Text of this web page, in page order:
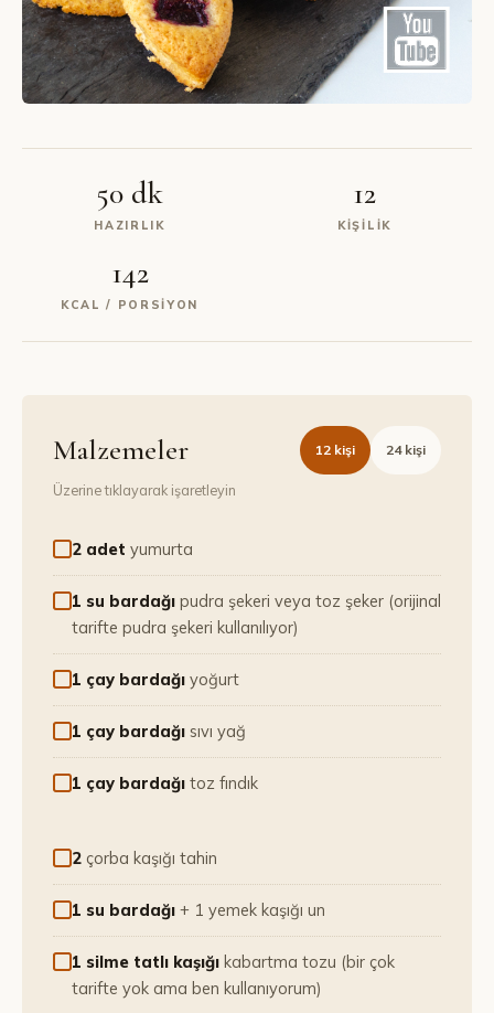
50 dk
HAZIRLIK
12
KIŞILIK
142
KCAL / PORSIYON
Malzemeler 12 kişi 24kişi
Üzerine tıklayarak işaretleyin
2 adet yumurta
1 su bardağı pudra şekeri veya toz şeker (orijinal
tarifte pudra şekeri kullanılıyor)
1 çay bardağı yoğurt
1 çay bardağı sıvı yağ
1 çay bardağı toz fındık
2 çorba kaşığı tahin
1 su bardağı + 1 yemek kaşığı un
1 silme tatlı kaşığı kabartma tozu (bir çok
tarifte yok ama ben kullanıyorum)